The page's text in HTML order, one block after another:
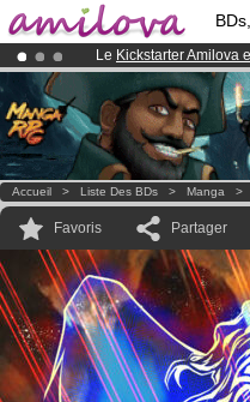
Le Kickstarter Amilova
Abonnement premium:
Déjà 134393membres
Accueil > Liste Des BDs > Manga >
Favoris Partager